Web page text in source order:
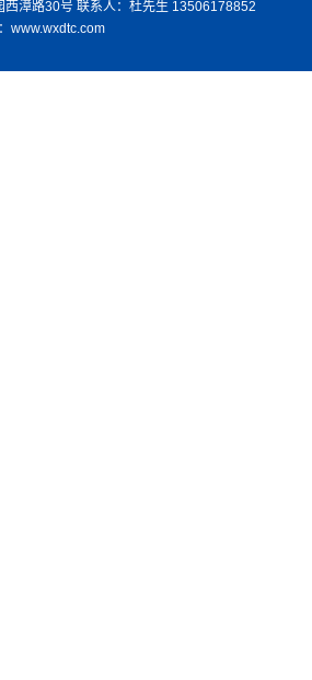
西漳路30号 联系人：杜先生 13506178852
www.wxdtc.com